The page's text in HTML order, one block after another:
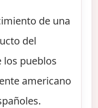
de una
del
los pueblos
americano